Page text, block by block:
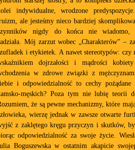
indywidualne, wrodzone
ale jesteśmy nieco bardziej
nigdy do końca nie wiadomo,
Mój zarzut wobec „Charakterów” –
i etykietek. A nawet stereotypów: czy
dojrzałości i mądrości
w zdrowe związki z
i odpowiedzialność to cechy
męskich? Poza tym nie lubię teorii
że są pewne mechanizmy, które
wierzę jednak w zawsze otwarte
z zaklętego kręgu przyczyn i skutków,
odpowiedzialność za swoje życie.
Boguszewska w ostatnim akapicie